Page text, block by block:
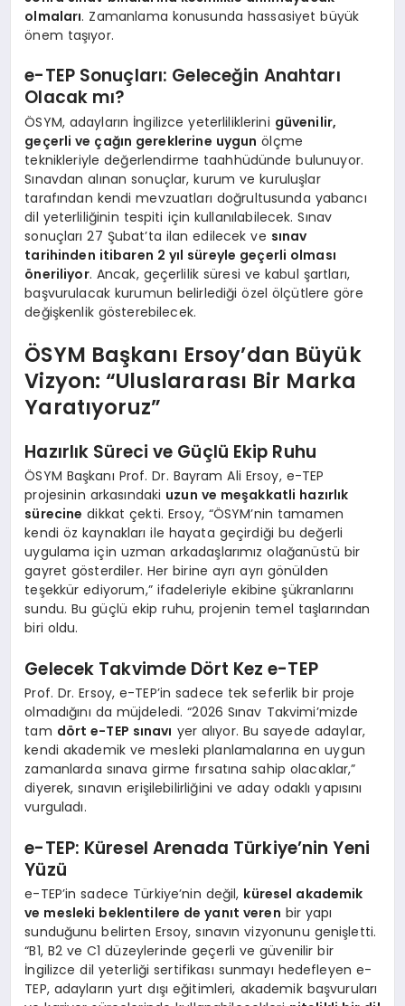
olmaları. Zamanlama konusunda hassasiyet büyük
önem taşıyor.
e-TEP Sonuçları: Geleceğin Anahtarı
Olacak mı?
ÖSYM, adayların İngilizce yeterliliklerini güvenilir,
geçerli ve çağın gereklerine uygun ölçme
teknikleriyle değerlendirme taahhüdünde bulunuyor.
Sınavdan alınan sonuçlar, kurum ve kuruluşlar
tarafından kendi mevzuatları doğrultusunda yabancı
dil yeterliliğinin tespiti için kullanılabilecek. Sınav
sonuçları 27 Şubat’ta ilan edilecek ve sınav
tarihinden itibaren 2 yıl süreyle geçerli olması
öneriliyor. Ancak, geçerlilik süresi ve kabul şartları,
başvurulacak kurumun belirlediği özel ölçütlere göre
değişkenlik gösterebilecek.
ÖSYM Başkanı Ersoy’dan Büyük
Vizyon: “Uluslararası Bir Marka
Yaratıyoruz”
Hazırlık Süreci ve Güçlü Ekip Ruhu
ÖSYM Başkanı Prof. Dr. Bayram Ali Ersoy, e-TEP
projesinin arkasındaki uzun ve meşakkatli hazırlık
sürecine dikkat çekti. Ersoy, “ÖSYM’nin tamamen
kendi öz kaynakları ile hayata geçirdiği bu değerli
uygulama için uzman arkadaşlarımız olağanüstü bir
gayret gösterdiler. Her birine ayrı ayrı gönülden
teşekkür ediyorum,” ifadeleriyle ekibine şükranlarını
sundu. Bu güçlü ekip ruhu, projenin temel taşlarından
biri oldu.
Gelecek Takvimde Dört Kez e-TEP
Prof. Dr. Ersoy, e-TEP’in sadece tek seferlik bir proje
olmadığını da müjdeledi. “2026 Sınav Takvimi’mizde
tam dört e-TEP sınavı yer alıyor. Bu sayede adaylar,
kendi akademik ve mesleki planlamalarına en uygun
zamanlarda sınava girme fırsatına sahip olacaklar,”
diyerek, sınavın erişilebilirliğini ve aday odaklı yapısını
vurguladı.
e-TEP: Küresel Arenada Türkiye’nin Yeni
Yüzü
e-TEP’in sadece Türkiye’nin değil, küresel akademik
ve mesleki beklentilere de yanıt veren bir yapı
sunduğunu belirten Ersoy, sınavın vizyonunu genişletti.
“B1, B2 ve C1 düzeylerinde geçerli ve güvenilir bir
İngilizce dil yeterliği sertifikası sunmayı hedefleyen e-
TEP, adayların yurt dışı eğitimleri, akademik başvuruları